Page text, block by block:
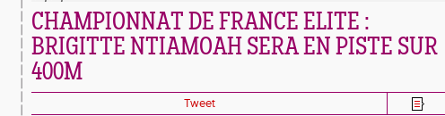
CHAMPIONNAT DE FRANCE ELITE :
BRIGITTE NTIAMOAH SERA EN PISTE SUR
400M
Tweet